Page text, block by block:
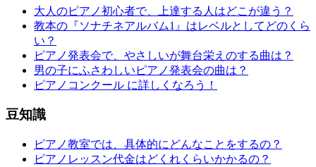
大人のピアノ初心者で、上達する人はどこが違う？
教本の『ソナチネアルバム1』はレベルとしてどのくら
い？
ピアノ発表会で、やさしいが舞台栄えのする曲は？
男の子にふさわしいピアノ発表会の曲は？
ピアノコンクール に詳しくなろう！
豆知識
ピアノ教室では、具体的にどんなことをするの？
ピアノレッスン代金はどくれくらいかかるの？